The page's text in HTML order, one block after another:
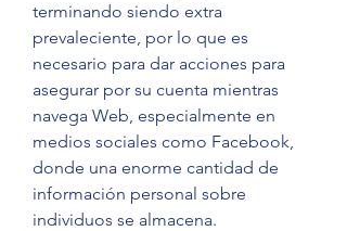
terminando siendo extra
prevaleciente, por lo que es
necesario para dar acciones para
asegurar por su cuenta mientras
navega Web, especialmente en
medios sociales como Facebook,
donde una enorme cantidad de
información personal sobre
individuos se almacena.